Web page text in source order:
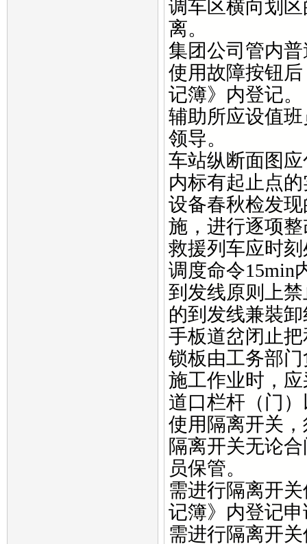
调车区横向划
离。
集团公司管内
使用故障按钮
记簿》内登记。
辅助所应设值
领导。
车站纵断面图
内标有起止点
设备春秋检发
施，进行逐项
救援列车应时
调度命令15min
到发线原则上
的到发线兼裝
手板道岔闭止
锁板由工务部
施工作业时，
道口栏杆（门
使用隔离开关
隔离开关无论
员保管。
需进行隔离开
记簿》内登记
需进行隔离开